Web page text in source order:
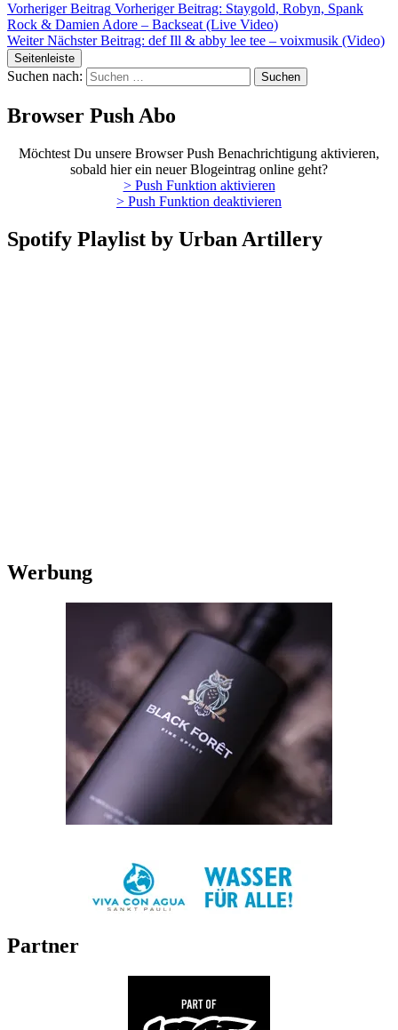
Vorheriger Beitrag Vorheriger Beitrag: Staygold, Robyn, Spank
Rock & Damien Adore – Backseat (Live Video)
Weiter Nächster Beitrag: def Ill & abby lee tee – voixmusik (Video)
Seitenleiste
Suchen nach:
Browser Push Abo
Möchtest Du unsere Browser Push Benachrichtigung aktivieren,
sobald hier ein neuer Blogeintrag online geht?
> Push Funktion aktivieren
> Push Funktion deaktivieren
Spotify Playlist by Urban Artillery
Werbung
Partner